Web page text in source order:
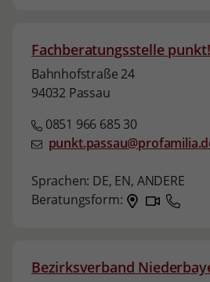
Fachberatungsstelle punkt!
Bahnhofstraße 24
94032 Passau
0851 966 685 30
Sprachen: DE, EN, ANDERE
Beratungsform:
Bezirksverband